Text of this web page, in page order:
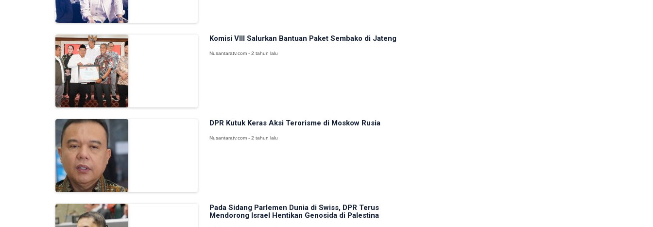
Komisi VIII Salurkan Bantuan Paket Sembako di Jateng
Nusantaratv.com - 2 tahun lalu
DPR Kutuk Keras Aksi Terorisme di Moskow Rusia
Nusantaratv.com - 2 tahun lalu
Pada Sidang Parlemen Dunia di Swiss, DPR Terus
Mendorong Israel Hentikan Genosida di Palestina